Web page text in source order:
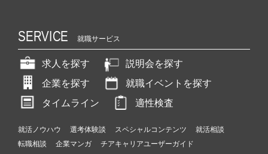
r）
SERVICE 就職サービス
求人を探す
説明会を探す
企業を探す
就職イベントを探す
タイムライン
適性検査
就活ノウハウ 選考体験談 スペシャルコンテンツ
就活相談
転職相談
企業マンガ チアキャリアユーザーガイド